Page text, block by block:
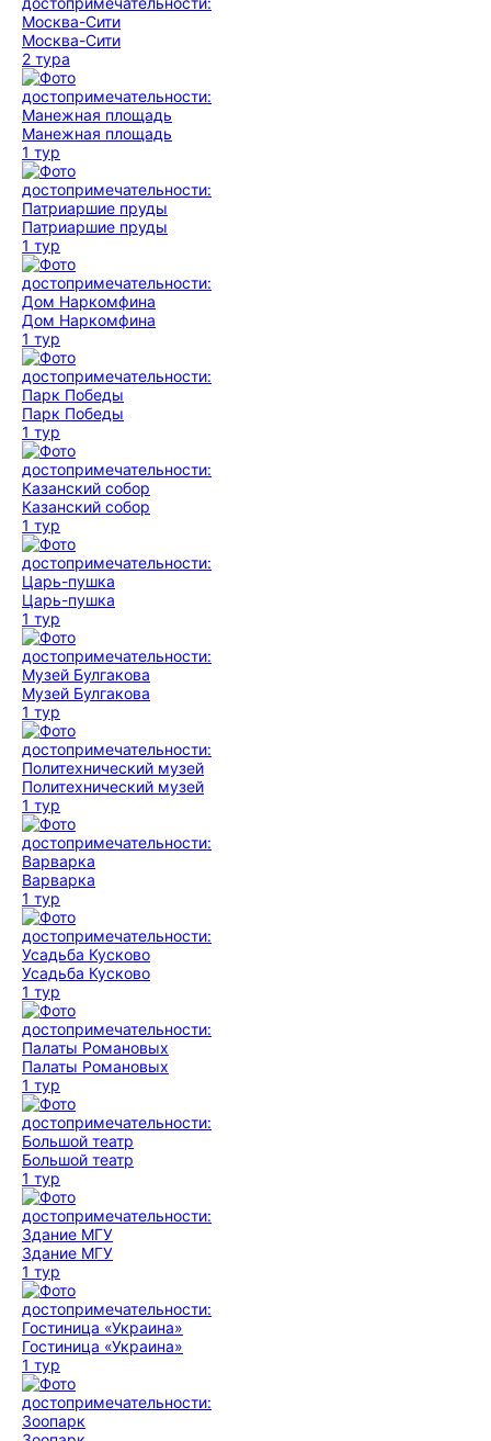
Москва-Сити
2 тура
Манежная площадь
1 тур
Патриаршие пруды
1 тур
Дом Наркомфина
1 тур
Парк Победы
1 тур
Казанский собор
1 тур
Царь-пушка
1 тур
Музей Булгакова
1 тур
Политехнический музей
1 тур
Варварка
1 тур
Усадьба Кусково
1 тур
Палаты Романовых
1 тур
Большой театр
1 тур
Здание МГУ
1 тур
Гостиница «Украина»
1 тур